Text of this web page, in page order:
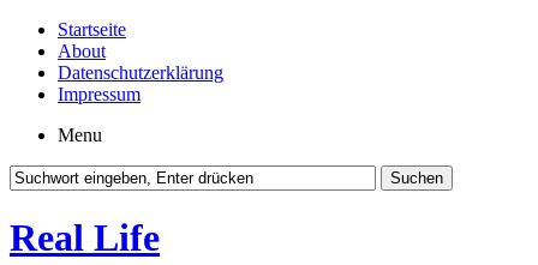
Startseite
About
Datenschutzerklärung
Impressum
Menu
Real Life